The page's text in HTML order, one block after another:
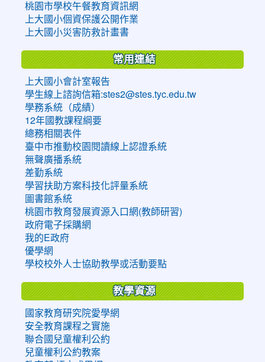
桃園市學校午餐教育資訊網
上大國小個資保護公開作業
上大國小災害防救計畫書
常用連結
上大國小會計室報告
學生線上諮詢信箱:stes2@stes.tyc.edu.tw
學務系統（成績）
12年國教課程綱要
總務相關表件
臺中市推動校園閱讀線上認證系統
無聲廣播系統
差勤系統
學習扶助方案科技化評量系統
圖書館系統
桃園市教育發展資源入口網(教師研習)
政府電子採購網
我的E政府
優學網
學校校外人士協助教學或活動要點
教學資源
國家教育研究院愛學網
安全教育課程之實施
聯合國兒童權利公約
兒童權利公約教案